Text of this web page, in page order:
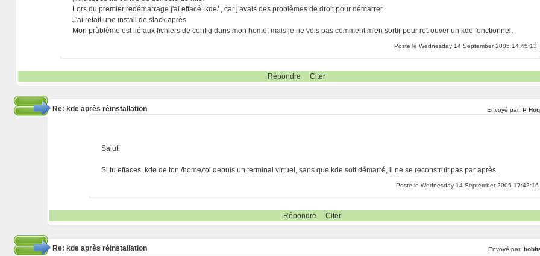
Lors du premier redémarrage j'ai effacé .kde/ , car j'avais des problèmes de droit pour démarrer.
J'ai refait une install de slack après.
Mon pràblème est lié aux fichiers de config dans mon home, mais je ne vois pas comment m'en sortir pour retrouver un kde fonctionnel.
Poste le Wednesday 14 September 2005 14:45:13
Répondre Citer
Re: kde après réinstallation Envoyé par: P
Salut,
Si tu effaces .kde de ton /home/toi depuis un terminal virtuel, sans que kde soit démarré, il ne se reconstruit pas par après.
Poste le Wednesday 14 September 2005 17:42:16
Répondre Citer
Re: kde après réinstallation Envoyé par: